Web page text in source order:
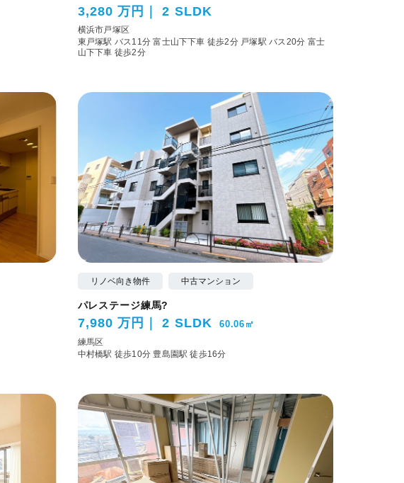
3,280 万円 2 SLDK
横浜市戸塚区
東戸塚駅 バス11分 富士山下下車 徒歩2分 戸塚駅 バス20分 富士
山下下車 徒歩2分
リノベ向き物件 中古マンション
パレステージ練馬?
7,980 万円 2 SLDK 60.06㎡
練馬区
中村橋駅 徒歩10分 豊島園駅 徒歩16分